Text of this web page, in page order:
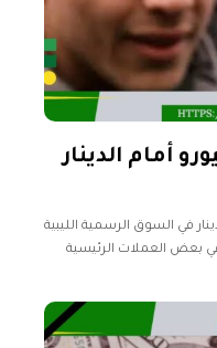
أمام الدينار
في السوق الرسمية الليبية
ارتفاعًا طفيفًا في بعض العملات الرئيسية
صرف الدولار إلى